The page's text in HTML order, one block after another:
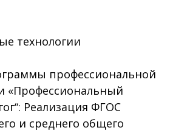
технологии
профессиональной
«Профессиональный
Реализация ФГОС
и среднего общего